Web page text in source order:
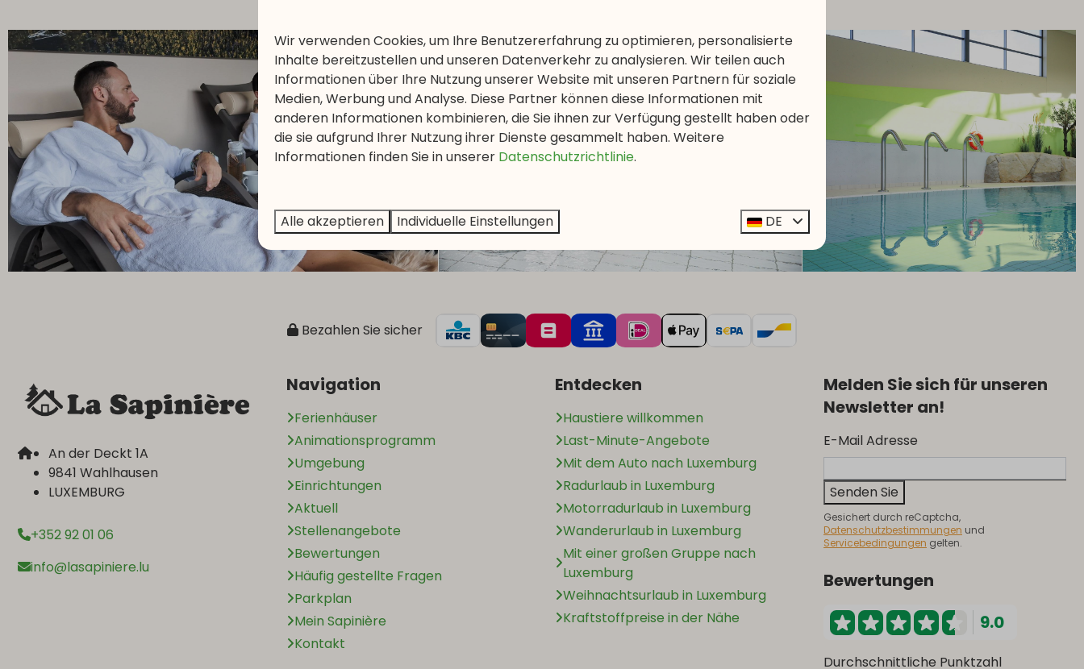
Bezahlen Sie sicher
An der Deckt 1A
9841 Wahlhausen
LUXEMBURG
+352 92 01 06
info@lasapiniere.lu
Navigation
Ferienhäuser
Animationsprogramm
Umgebung
Einrichtungen
Aktuell
Stellenangebote
Bewertungen
Häufig gestellte Fragen
Parkplan
Mein Sapinière
Kontakt
Entdecken
Haustiere willkommen
Last-Minute-Angebote
Mit dem Auto nach Luxemburg
Radurlaub in Luxemburg
Motorradurlaub in Luxemburg
Wanderurlaub in Luxemburg
Mit einer großen Gruppe nach
Luxemburg
Weihnachtsurlaub in Luxemburg
Kraftstoffpreise in der Nähe
Melden Sie sich für unseren
Newsletter an!
E-Mail Adresse
Senden Sie
Gesichert durch reCaptcha,
Datenschutzbestimmungen und
Servicebedingungen gelten.
Bewertungen
9.0
Durchschnittliche Punktzahl
Wir verwenden Cookies, um Ihre Benutzererfahrung zu optimieren, personalisierte
Inhalte bereitzustellen und unseren Datenverkehr zu analysieren. Wir teilen auch
Informationen über Ihre Nutzung unserer Website mit unseren Partnern für soziale
Medien, Werbung und Analyse. Diese Partner können diese Informationen mit
anderen Informationen kombinieren, die Sie ihnen zur Verfügung gestellt haben oder
die sie aufgrund Ihrer Nutzung ihrer Dienste gesammelt haben. Weitere
Informationen finden Sie in unserer Datenschutzrichtlinie.
Alle akzeptieren Individuelle Einstellungen DE